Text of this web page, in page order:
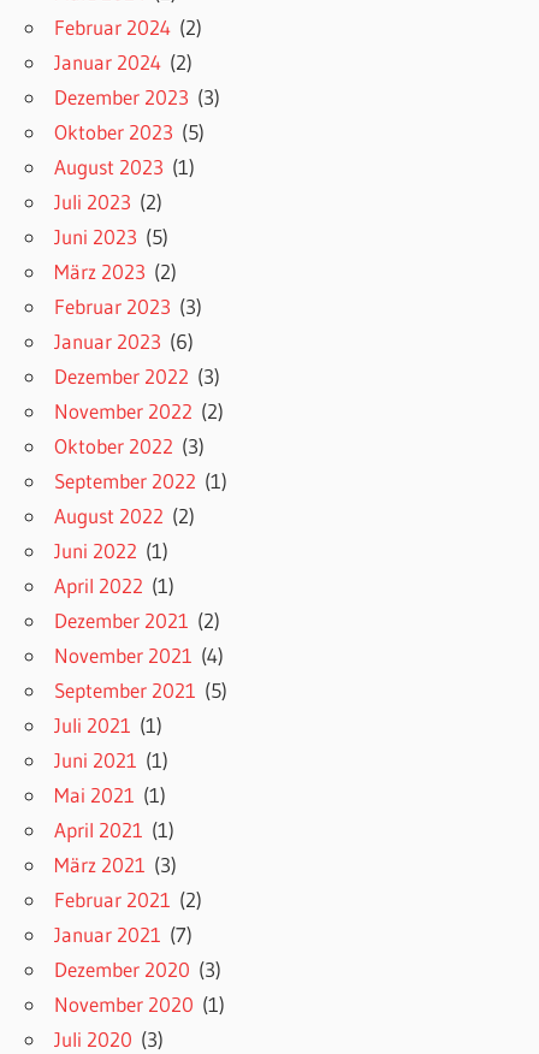
Februar 2024 (2)
Januar 2024 (2)
Dezember 2023 (3)
Oktober 2023 (5)
August 2023 (1)
Juli 2023 (2)
Juni 2023 (5)
März 2023 (2)
Februar 2023 (3)
Januar 2023 (6)
Dezember 2022 (3)
November 2022 (2)
Oktober 2022 (3)
September 2022 (1)
August 2022 (2)
Juni 2022 (1)
April 2022 (1)
Dezember 2021 (2)
November 2021 (4)
September 2021 (5)
Juli 2021 (1)
Juni 2021 (1)
Mai 2021 (1)
April 2021 (1)
März 2021 (3)
Februar 2021 (2)
Januar 2021 (7)
Dezember 2020 (3)
November 2020 (1)
Juli 2020 (3)